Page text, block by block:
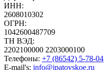
ИНН:
2608010302
ОГРН:
1042600487709
ТН ВЭД:
2202100000 2203000100
Телефоны: +7 (86542) 5-78-04
E-mail's: info@ipatovskoe.ru